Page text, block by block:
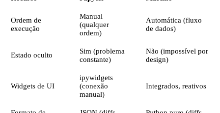
Ordem de
execução
Manual
(qualquer
ordem)
Automática (fluxo
de dados)
Estado oculto
Sim (problema
constante)
Não (impossível por
design)
Widgets de UI
ipywidgets
(conexão
manual)
Integrados, reativos